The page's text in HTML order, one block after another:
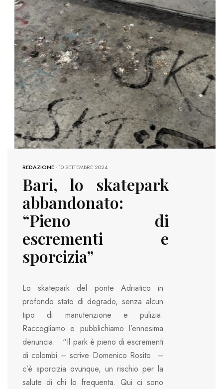
REDAZIONE-10 SETTEMBRE 2024
Bari, lo skatepark
abbandonato:
“Pieno di
escrementi e
sporcizia”
Lo skatepark del ponte Adriatico in
profondo stato di degrado, senza alcun
tipo di manutenzione e pulizia.
Raccogliamo e pubblichiamo l’ennesima
denuncia. “Il park è pieno di escrementi
di colombi – scrive Domenico Rosito –
c’è sporcizia ovunque, un rischio per la
salute di chi lo frequenta. Qui ci sono